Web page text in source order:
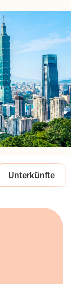
Unterkünfte